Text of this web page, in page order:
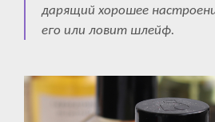
дарящий хорошее
его или ловит шлейф.